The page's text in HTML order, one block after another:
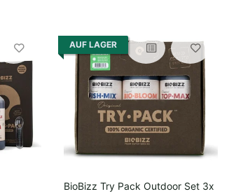
AUF LAGER
BioBizz Try Pack Outdoor Set 3x